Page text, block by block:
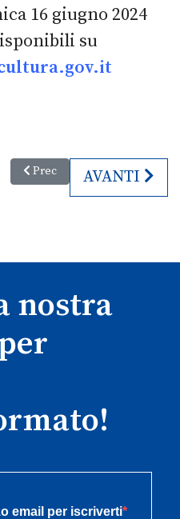
16 giugno 2024
su
Articolo precedente:
Prec ARTICOLO
AVANTI
nostra